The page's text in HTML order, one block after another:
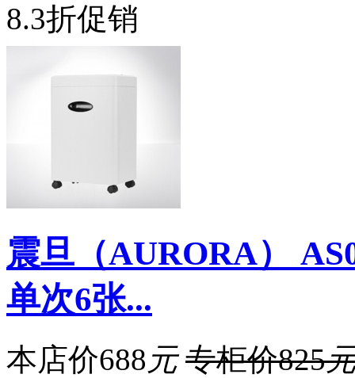
8.3折促销
震旦（AURORA）
单次6张...
本店价688 元 专柜价825